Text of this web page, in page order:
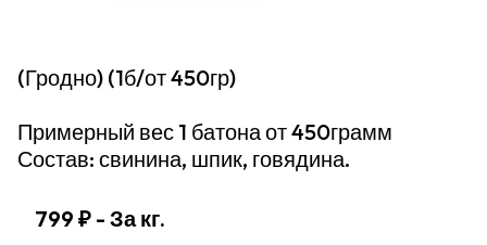
(Гродно) (1б/от 450гр)
Примерный вес 1 батона от 450грамм
Состав: свинина, шпик, говядина.
799 ₽ - За кг.